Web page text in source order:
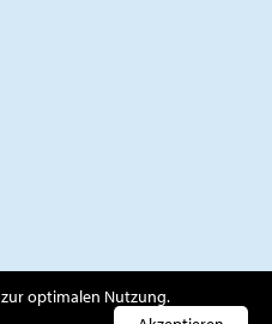
optimalen Nutzung.